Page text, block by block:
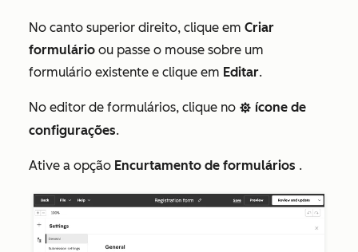
No canto superior direito, clique em Criar
formulário ou passe o mouse sobre um
formulário existente e clique em Editar.
No editor de formulários, clique no settings ícone de
configurações.
Ative a opção Encurtamento de formulários .